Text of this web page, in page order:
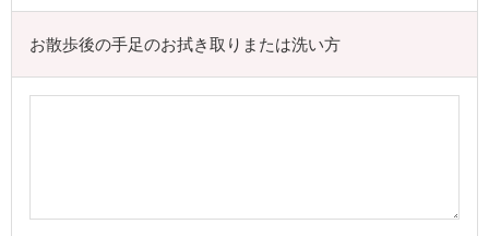
お散歩後の手足のお拭き取りまたは洗い方